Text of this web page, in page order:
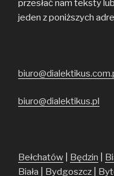
przesłać nam teksty
jeden z poniższych
biuro@dialektikus.pl
Bełchatów Będzin
Biała
Bydgoszcz